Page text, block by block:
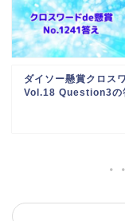
ダイソー懸賞クロス
Vol.18 Question3の